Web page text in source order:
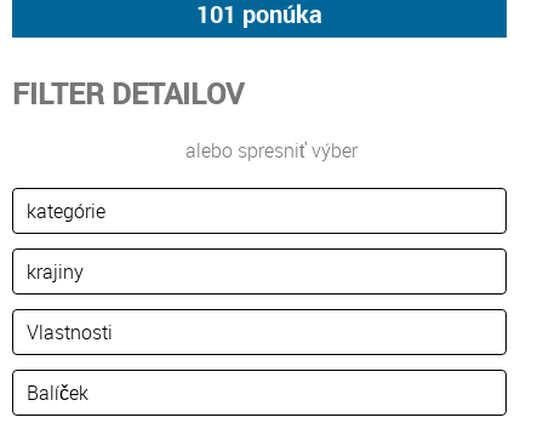
FILTER DETAILOV
alebo spresniť výber